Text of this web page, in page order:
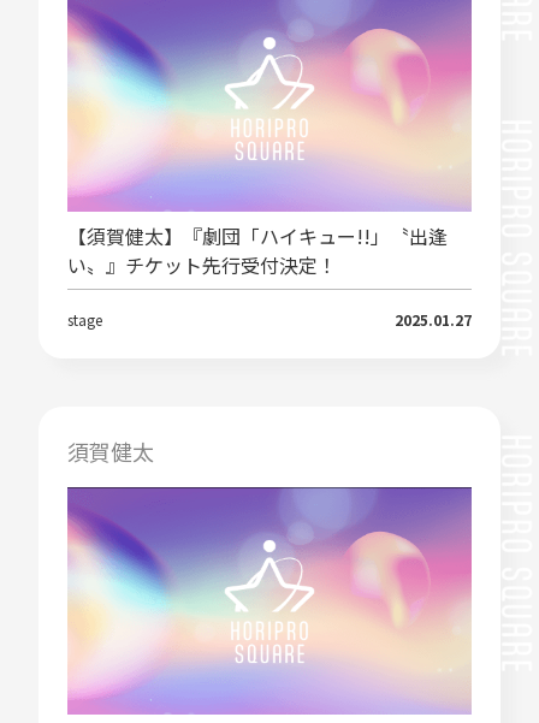
【須賀健太】『劇団「ハイキュー!!」〝出逢
い〟』チケット先行受付決定！
stage 2025.01.27
須賀健太